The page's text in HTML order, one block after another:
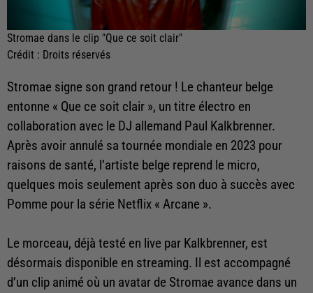
Stromae dans le clip "Que ce soit clair"
Crédit : Droits réservés
Stromae signe son grand retour ! Le chanteur belge
entonne « Que ce soit clair », un titre électro en
collaboration avec le DJ allemand Paul Kalkbrenner.
Après avoir annulé sa tournée mondiale en 2023 pour
raisons de santé, l’artiste belge reprend le micro,
quelques mois seulement après son duo à succès avec
Pomme pour la série Netflix « Arcane ».
Le morceau, déjà testé en live par Kalkbrenner, est
désormais disponible en streaming. Il est accompagné
d’un clip animé où un avatar de Stromae avance dans un